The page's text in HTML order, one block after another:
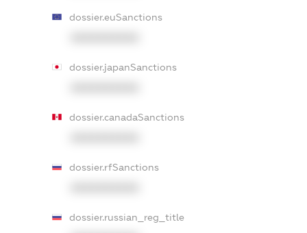
dossier.euSanctions
dossier.japanSanctions
dossier.canadaSanctions
dossier.rfSanctions
dossier.russian_reg_title